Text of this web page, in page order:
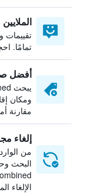
تقييمات
تمامًا.
أفضل
ومكان
مقارنة
إلغاء
من
البحث
الإلغاء